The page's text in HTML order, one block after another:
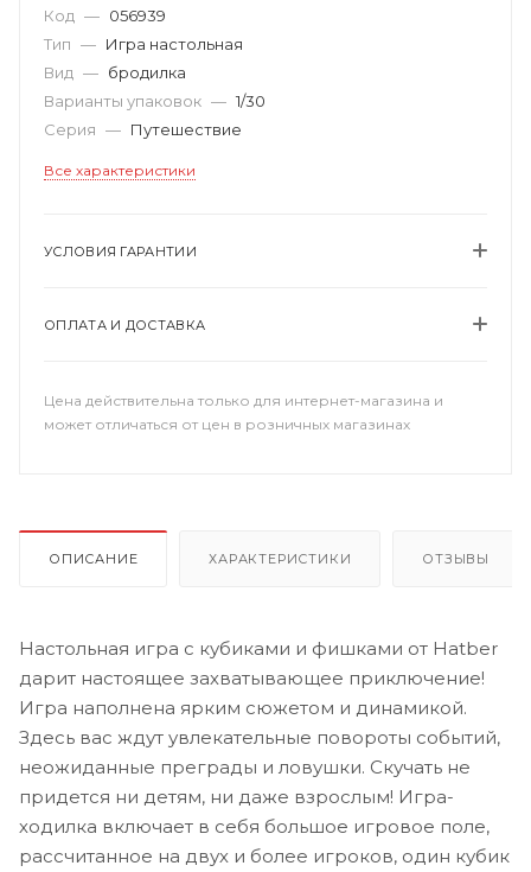
Код — 056939
Тип — Игра настольная
Вид — бродилка
Варианты упаковок — 1/30
Серия — Путешествие
Все характеристики
УСЛОВИЯ ГАРАНТИИ
ОПЛАТА И ДОСТАВКА
Цена действительна только для интернет-магазина и
может отличаться от цен в розничных магазинах
ОПИСАНИЕ ХАРАКТЕРИСТИКИ ОТЗЫВЫ
Настольная игра с кубиками и фишками от Hatber
дарит настоящее захватывающее приключение!
Игра наполнена ярким сюжетом и динамикой.
Здесь вас ждут увлекательные повороты событий,
неожиданные преграды и ловушки. Скучать не
придется ни детям, ни даже взрослым! Игра-
ходилка включает в себя большое игровое поле,
рассчитанное на двух и более игроков, один кубик